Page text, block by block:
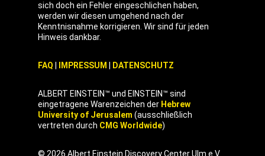
sich doch ein Fehler eingeschlichen haben,
werden wir diesen umgehend nach der
Kenntnisnahme korrigieren. Wir sind für jeden
Hinweis dankbar.
FAQ IMPRESSUM DATENSCHUTZ
ALBERT EINSTEIN™ und EINSTEIN™ sind
eingetragene Warenzeichen der Hebrew
University of Jerusalem (ausschließlich
vertreten durch CMG Worldwide)
© 2026 Albert Einstein Discovery Center Ulm e.V.